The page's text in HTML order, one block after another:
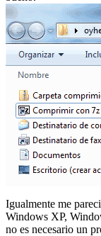
Igualmente me
Windows XP,
no es necesario un